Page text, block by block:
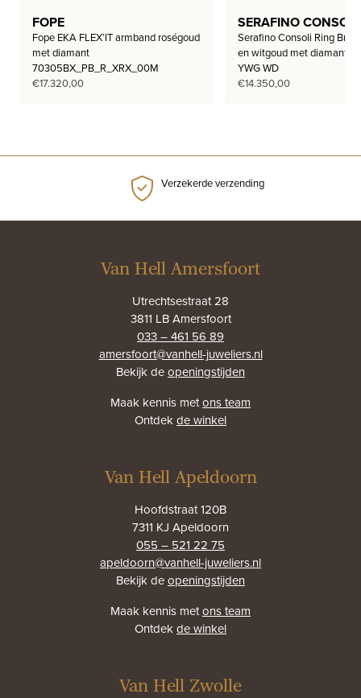
FOPE
Fope EKA FLEX’IT armband roségoud
met diamant
70305BX_PB_R_XRX_00M
€17.320,00
SERAFINO CONSOLI
Serafino Consoli Ring
en witgoud met diamant
YWG WD
€14.350,00
Verzekerde verzending
Van Hell Amersfoort
Utrechtsestraat 28
3811 LB Amersfoort
033 – 461 56 89
amersfoort@vanhell-juweliers.nl
Bekijk deopeningstijden
Maak kennis metons team
Ontdekde winkel
Van Hell Apeldoorn
Hoofdstraat 120B
7311 KJ Apeldoorn
055 – 521 22 75
apeldoorn@vanhell-juweliers.nl
Bekijk deopeningstijden
Maak kennis metons team
Ontdekde winkel
Van Hell Zwolle